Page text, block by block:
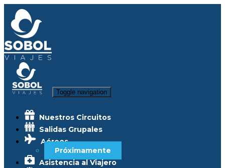
Toggle navigation
Nuestros Circuitos
Salidas Grupales
Aéreos
Próximamente
Asistencia al Viajero